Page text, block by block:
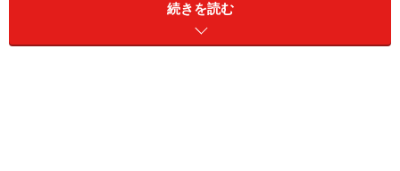
仕事ではインスピレーション、直感が大きく影響しま
す。コレだ！と思ったら、その企画に向かっていく。作
続きを読む